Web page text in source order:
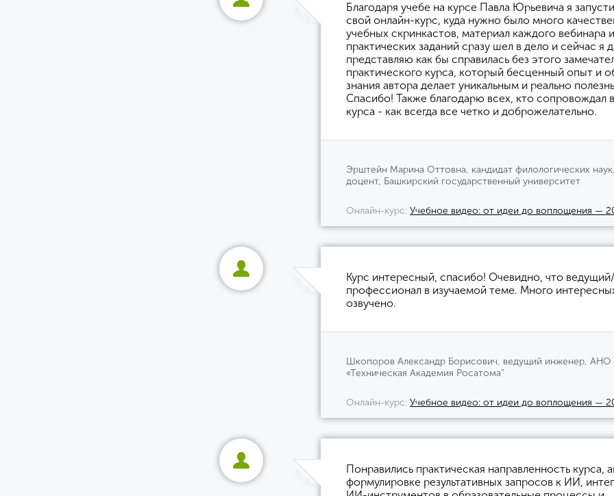
Благодаря учебе на курсе Павла Юрьевича я
свой онлайн-курс, куда нужно было много
учебных скринкастов, материал каждого вебинара и
практических заданий сразу шел в дело и сейчас я
представляю как бы справилась без этого
практического курса, который бесценный опыт и
знания автора делает уникальным и реально
Спасибо! Также благодарю всех, кто сопровождал
курса - как всегда все четко и доброжелательно.
Эрштейн Марина Оттовна, кандидат филологических наук,
доцент, Башкирский государственный университет
Онлайн-курс Учебное видео: от идеи до воплощения —
Курс интересный, спасибо! Очевидно, что
профессионал в изучаемой теме. Много
озвучено.
Шкопоров Александр Борисович, ведущий инженер,
«Техническая Академия Росатома"
Онлайн-курс Учебное видео: от идеи до воплощения —
Понравились практическая направленность курса,
формулировке результативных запросов к ИИ,